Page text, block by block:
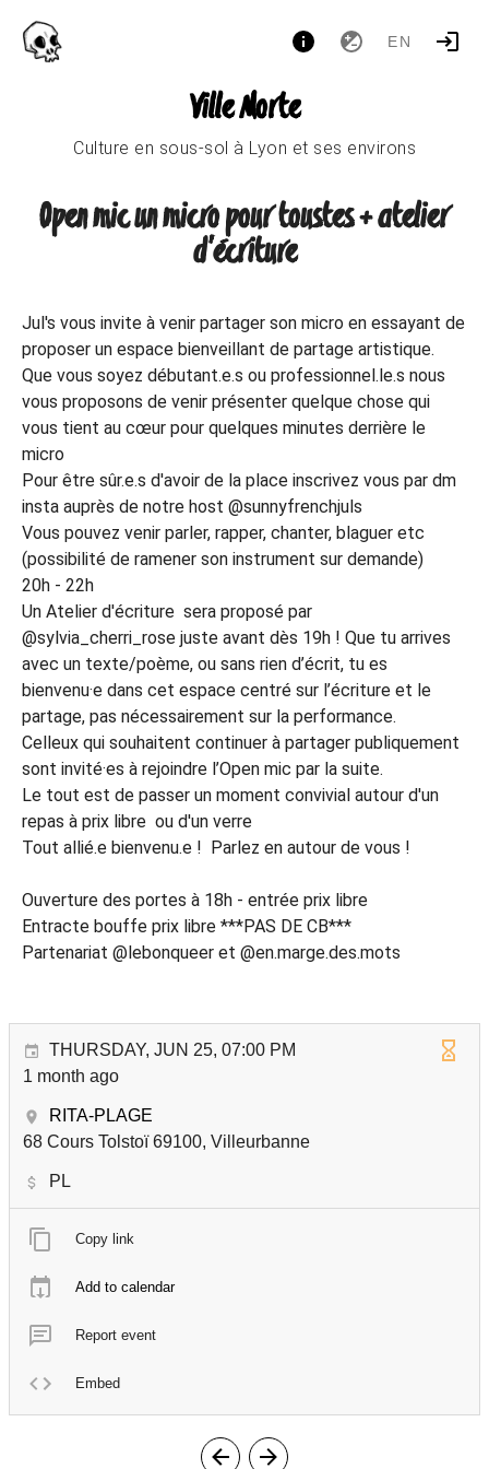
EN
Ville Morte
Culture en sous-sol à Lyon et ses environs
Open mic un micro pour toustes + atelier
d'écriture
Jul's vous invite à venir partager son micro en essayant de
proposer un espace bienveillant de partage artistique.
Que vous soyez débutant.e.s ou professionnel.le.s nous
vous proposons de venir présenter quelque chose qui
vous tient au cœur pour quelques minutes derrière le
micro
Pour être sûr.e.s d'avoir de la place inscrivez vous par dm
insta auprès de notre host @sunnyfrenchjuls
Vous pouvez venir parler, rapper, chanter, blaguer etc
(possibilité de ramener son instrument sur demande)
20h - 22h
Un Atelier d'écriture sera proposé par
@sylvia_cherri_rose juste avant dès 19h ! Que tu arrives
avec un texte/poème, ou sans rien d’écrit, tu es
bienvenu·e dans cet espace centré sur l’écriture et le
partage, pas nécessairement sur la performance.
Celleux qui souhaitent continuer à partager publiquement
sont invité·es à rejoindre l’Open mic par la suite.
Le tout est de passer un moment convivial autour d'un
repas à prix libre ou d'un verre
Tout allié.e bienvenu.e ! Parlez en autour de vous !
Ouverture des portes à 18h - entrée prix libre
Entracte bouffe prix libre ***PAS DE CB***
Partenariat @lebonqueer et @en.marge.des.mots
THURSDAY, JUN 25, 07:00 PM
1 month ago
RITA-PLAGE
68 Cours Tolstoï 69100, Villeurbanne
PL
Copy link
Add to calendar
Report event
Embed